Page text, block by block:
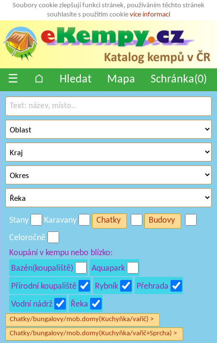
Soubory cookie zlepšují funkci stránek, používáním těchto stránek
souhlasíte s použitím cookie více informací
☰ ⌂ Hledat Mapa Schránka(0)
Stany Karavany Chatky
Budovy
Celoročně
Koupání v kempu nebo blízko:
Bazén(koupaliště)
Aquapark
Přírodní koupaliště
Rybník
Přehrada
Vodní nádrž
Řeka
Chatky/bungalovy/mob.domy(Kuchyňka/vařič) >
Chatky/bungalovy/mob.domy(Kuchyňka/vařič+Sprcha) >